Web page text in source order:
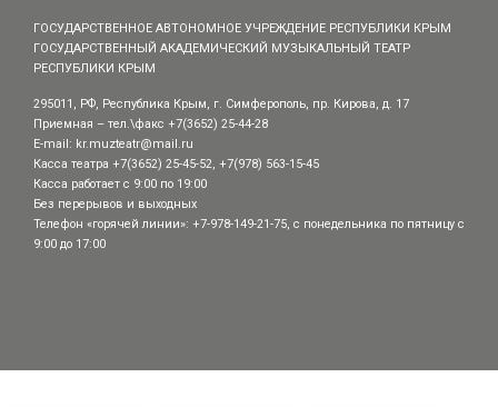
ГОСУДАРСТВЕННОЕ АВТОНОМНОЕ УЧРЕЖДЕНИЕ РЕСПУБЛИКИ КРЫМ
ГОСУДАРСТВЕННЫЙ АКАДЕМИЧЕСКИЙ МУЗЫКАЛЬНЫЙ ТЕАТР
РЕСПУБЛИКИ КРЫМ
295011, РФ, Республика Крым, г. Симферополь, пр. Кирова, д. 17
Приемная – тел.\факс +7(3652) 25-44-28
E-mail: kr.muzteatr@mail.ru
Касса театра +7(3652) 25-45-52, +7(978) 563-15-45
Касса работает с 9:00 по 19:00
Без перерывов и выходных
Телефон «горячей линии»: +7-978-149-21-75, с понедельника по пятницу с
9:00 до 17:00